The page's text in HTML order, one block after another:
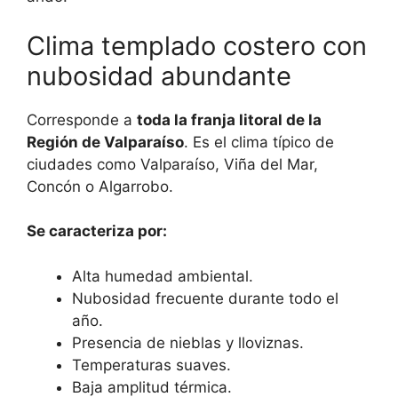
Clima templado costero con
nubosidad abundante
Corresponde a toda la franja litoral de la
Región de Valparaíso. Es el clima típico de
ciudades como Valparaíso, Viña del Mar,
Concón o Algarrobo.
Se caracteriza por:
Alta humedad ambiental.
Nubosidad frecuente durante todo el
año.
Presencia de nieblas y lloviznas.
Temperaturas suaves.
Baja amplitud térmica.